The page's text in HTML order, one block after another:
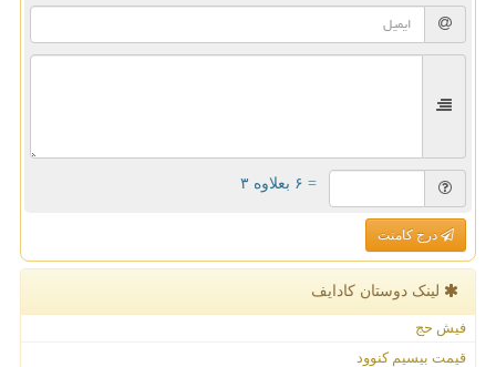
= ۶ بعلاوه ۳
درج کامنت
لینک دوستان كادایف
فیش حج
قیمت بیسیم کنوود